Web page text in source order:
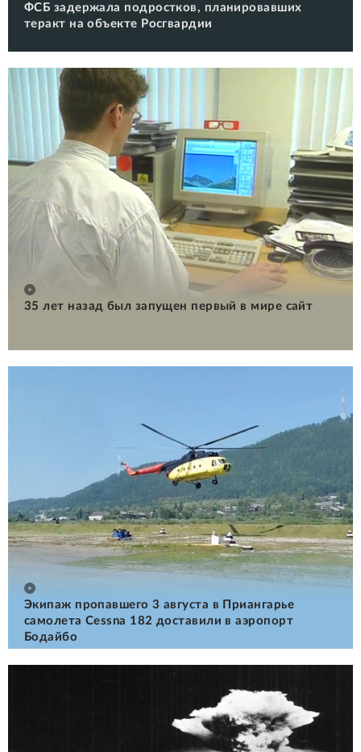
ФСБ задержала подростков, планировавших
теракт на объекте Росгвардии
35 лет назад был запущен первый в мире сайт
Экипаж пропавшего 3 августа в Приангарье
самолета Cessna 182 доставили в аэропорт
Бодайбо